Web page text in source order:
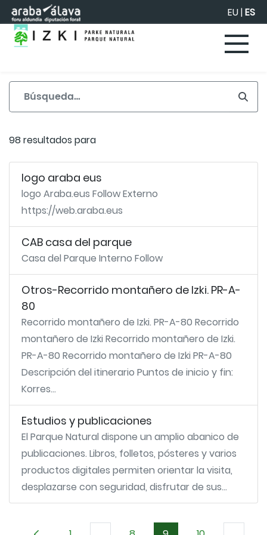
Saltar al contenido principal EU|ES
98 resultados para
logo araba eus
logo Araba.eus Follow Externo
https://web.araba.eus
CAB casa del parque
Casa del Parque Interno Follow
Otros-Recorrido montañero de Izki. PR-A-
80
Recorrido montañero de Izki. PR-A-80 Recorrido
montañero de Izki Recorrido montañero de Izki.
PR-A-80 Recorrido montañero de Izki PR-A-80
Descripción del itinerario Puntos de inicio y fin:
Korres...
Estudios y publicaciones
El Parque Natural dispone un amplio abanico de
publicaciones. Libros, folletos, pósteres y varios
productos digitales permiten orientar la visita,
desplazarse con seguridad, disfrutar de sus...